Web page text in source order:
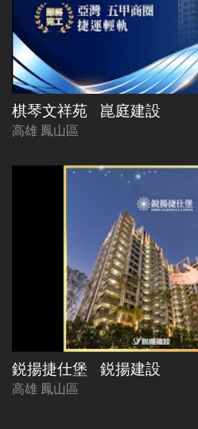
棋琴文祥苑 崑庭建設
高雄 鳳山區
鋭揚捷仕堡 鋭揚建設
高雄 鳳山區